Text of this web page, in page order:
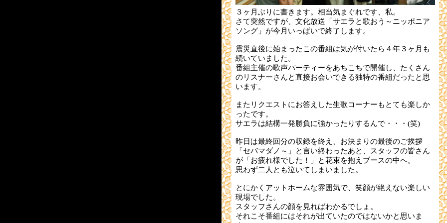
３ヶ月ぶりに書きます。相当気まぐれです、私。
さて突然ですが、文化放送「サエラと歌おう～ニッポニア
ソング」が今月いっぱいで終了します。
震災直後に始まったこの番組は気が付いたら４年３ヶ月も
続いていました。
番組主催の歌声パーティーをあちこちで開催し、たくさん
のリスナーさんと直接お会いできる独特の番組だったと思
います。
またリクエストにお答えした生歌コーナーもとても楽しか
ったです。
サエラは結構一発勝負に強かったりするんで・・・(笑)
昨日は最終回分の収録を終え、お決まりの最後のご挨拶
「セバマダノ～」と言い終わったあと、スタッフの皆さん
が「お疲れ様でした！」と花束を抱えブースの中へ。
思わず二人とも泣いてしまいました。
とにかくアットホームな雰囲気で、笑顔が絶えない楽しい
現場でした。
スタッフさんの顔を見ればわかるでしょ。
それこそ番組にはそれが出ていたのではないかと思いま